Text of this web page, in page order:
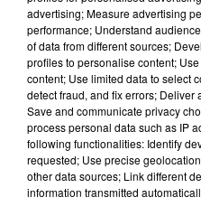
- fermez les portes,
mer ;
- protégez vos biens
endommagés par la
par les vagues ;
- surveillez la montée des
• Plaisanciers et
- ne prenez pas la mer. Si
équipements de sécurité
advertising; Measure advertising
performance; Understand
of data from different sources;
profiles to personalise content;
content; Use limited data to select
detect fraud, and fix errors;
Save and communicate privacy
process personal data such as IP
following functionalities: Identify
requested; Use precise
other data sources; Link different
information transmitted